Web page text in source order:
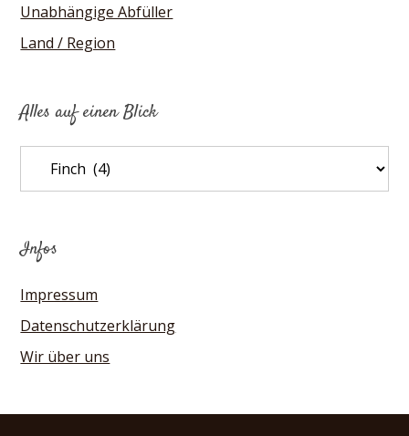
Unabhängige Abfüller
Land / Region
Alles auf einen Blick
Infos
Impressum
Datenschutzerklärung
Wir über uns